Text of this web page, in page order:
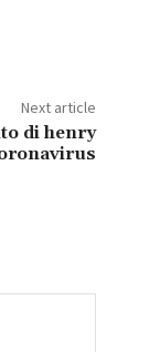
Next article
di henry